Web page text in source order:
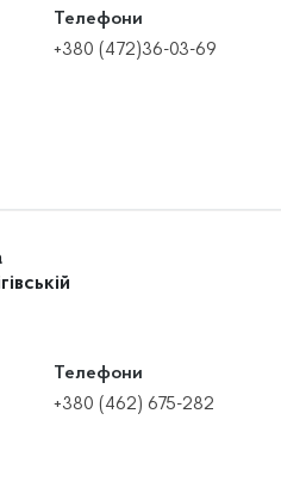
Телефони
+380 (472)36-03-69
Телефони
+380 (462) 675-282